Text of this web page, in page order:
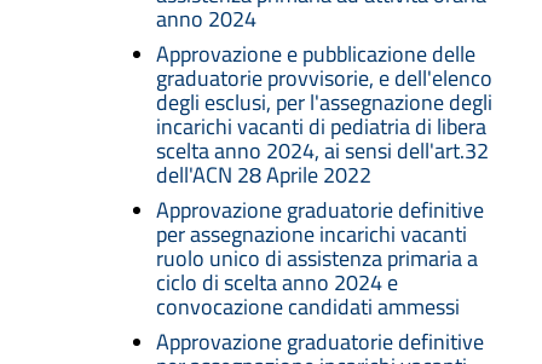
anno 2024
Approvazione e pubblicazione delle
graduatorie provvisorie, e dell'elenco
degli esclusi, per l'assegnazione degli
incarichi vacanti di pediatria di libera
scelta anno 2024, ai sensi dell'art.32
dell'ACN 28 Aprile 2022
Approvazione graduatorie definitive
per assegnazione incarichi vacanti
ruolo unico di assistenza primaria a
ciclo di scelta anno 2024 e
convocazione candidati ammessi
Approvazione graduatorie definitive